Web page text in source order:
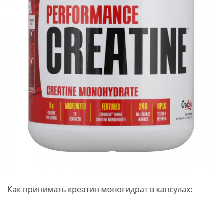
Как принимать креатин моногидрат в капсулах: